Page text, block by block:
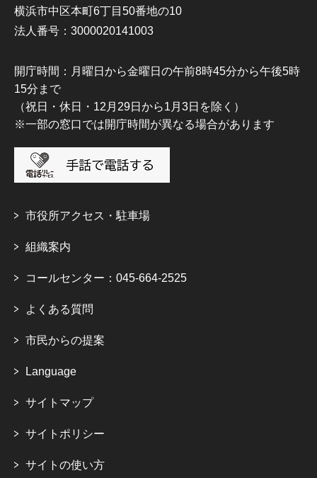
横浜市中区本町6丁目50番地の10
法人番号：3000020141003
開庁時間：月曜日から金曜日の午前8時45分から午後5時
15分まで
（祝日・休日・12月29日から1月3日を除く）
※一部の窓口では開庁時間が異なる場合があります
市役所アクセス・駐車場
組織案内
コールセンター：045-664-2525
よくある質問
市民からの提案
Language
サイトマップ
サイトポリシー
サイトの使い方